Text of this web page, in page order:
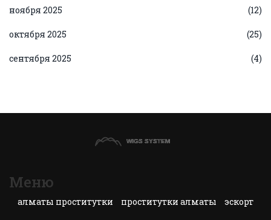
ноября 2025 (12)
октября 2025 (25)
сентября 2025 (4)
Меню
алматы проститутки проститутки алматы эскорт